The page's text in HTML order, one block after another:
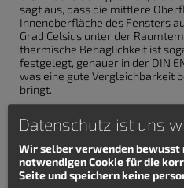
sagt aus, dass die mittlere
Innenoberfläche des Fensters
Grad Celsius unter der
thermische Behaglichkeit ist
festgelegt, genauer in der DIN
was eine gute Vergleichbarkeit
bringt.
Behaglichkeit ist der dänische
Behaglichkeitsgleichung
Zustand, in dem man mit der
zufrieden ist. Dabei hängt die
Datenschutz ist uns
Wir selber verwenden bewusst
notwendigen Cookie für die
Seite und speichern keine